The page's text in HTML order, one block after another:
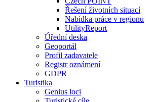
Řešení životních situací
Nabídka práce v regionu
UtilityReport
Úřední deska
Geoportál
Profil zadavatele
Registr oznámení
GDPR
Turistika
Genius loci